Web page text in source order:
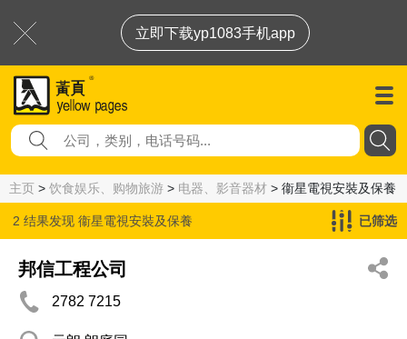
立即下载yp1083手机app
主页 > 饮食娱乐、购物旅游 > 电器、影音器材 > 衞星電視安裝及保養
2 结果发现 衞星電視安裝及保養 已筛选
邦信工程公司
2782 7215